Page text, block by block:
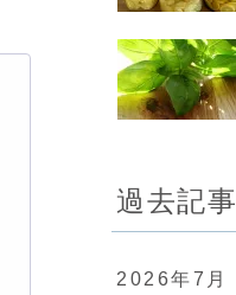
過去記事
2026年7月